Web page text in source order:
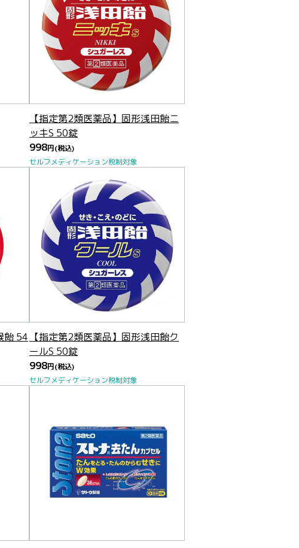
【指定第2類医薬品】固形浅田飴ニ
ッキS 50錠
998円(税込)
セルフメディケーション税制対象
飴 54 【指定第2類医薬品】固形浅田飴ク
ールS 50錠
998円(税込)
セルフメディケーション税制対象